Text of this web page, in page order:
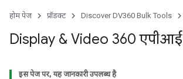
होम पेज प्रॉडक्ट Discover DV360 Bulk Tools
Display & Video 360 एपीआई
इस पेज पर, यह जानकारी उपलब्ध है